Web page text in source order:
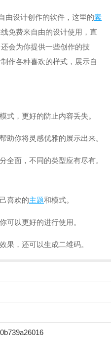
由设计创作的软件，这里的素
免费来自由的设计使用，直
会为你提供一些创作的技
作各种喜欢的样式，展示自
模式，更好的防止内容丢失。
助你将灵感优雅的展示出来。
全面，不同的类型应有尽有。
喜欢的主题和模式。
可以更好的进行使用。
果，还可以生成二维码。